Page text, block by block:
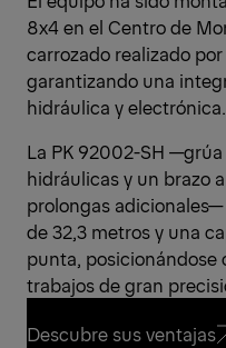
8x4 en el Centro de
carrozado realizado por
garantizando una
hidráulica y electrónica.
La PK 92002-SH
hidráulicas y un brazo
prolongas
de 32,3 metros y una
punta, posicionándose
trabajos de gran
Descubre sus ventajas